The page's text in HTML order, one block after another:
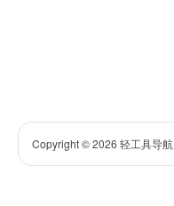
Copyright © 2026 轻工具导航